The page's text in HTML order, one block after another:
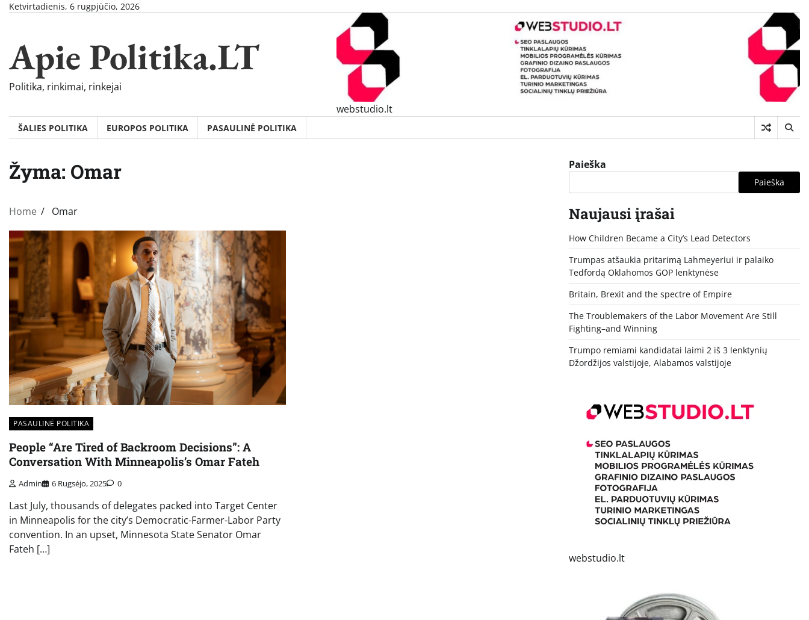
SkipKetvirtadienis, 6 rugpjūčio, 2026
Apie Politika.LT
Politika, rinkimai, rinkejai
webstudio.lt
ŠALIES POLITIKA EUROPOS POLITIKA PASAULINĖ POLITIKA
Žyma: Omar
Home Omar
PASAULINĖ POLITIKA
People “Are Tired of Backroom Decisions”: A
Conversation With Minneapolis’s Omar Fateh
Admin 6 Rugsėjo, 2025 0
Last July, thousands of delegates packed into Target Center
in Minneapolis for the city’s Democratic-Farmer-Labor Party
convention. In an upset, Minnesota State Senator Omar
Fateh […]
Paieška
Paieška
Naujausi įrašai
How Children Became a City’s Lead Detectors
Trumpas atšaukia pritarimą Lahmeyeriui ir palaiko
Tedfordą Oklahomos GOP lenktynėse
Britain, Brexit and the spectre of Empire
The Troublemakers of the Labor Movement Are Still
Fighting–and Winning
Trumpo remiami kandidatai laimi 2 iš 3 lenktynių
Džordžijos valstijoje, Alabamos valstijoje
webstudio.lt